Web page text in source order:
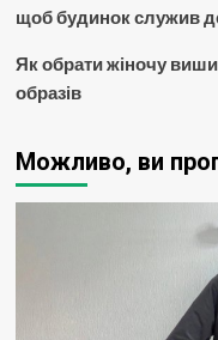
щоб будинок служив
Як обрати жіночу
образів
Можливо, ви